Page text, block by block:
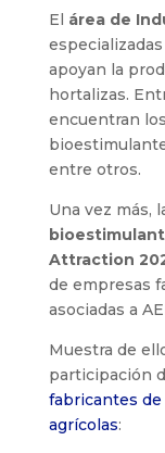
El área de
apoyan la
hortalizas.
encuentran
entre otros.
Una vez más,
Attraction
de empresas
asociadas a
Muestra de
participación
fabricantes
agrícolas: